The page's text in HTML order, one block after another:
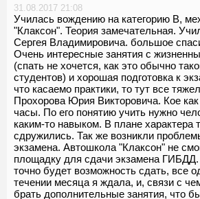
31.08.2017 21:08
Училась вождению на категорию В,
"Клаксон". Теория замечательная.
Сергея Владимировича. большое
Очень интересные занятия с
(спать не хочется, как это обычно
студентов) и хорошая подготовка к
что касаемо практики, то тут все
Прохорова Юрия Викторовича. Кое как
часы. По его понятию учить нужно
каким-то навыком. В плане характера
сдружились. Так же возникли
экзамена. Автошкола "Клаксон" не
площадку для сдачи экзамена ГИБДД.
точно будет возможность сдать, все
течении месяца я ждала, и, связи с
брать дополнительные занятия, что